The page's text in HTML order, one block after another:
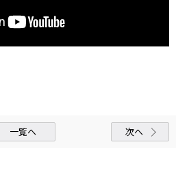
一覧へ 次へ